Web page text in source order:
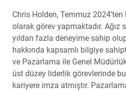
Chris Holden, Temmuz 2024’ten
olarak görev yapmaktadır. Ağız
yıldan fazla deneyime sahip
hakkında kapsamlı bilgiye
ve Pazarlama ile Genel
üst düzey liderlik görevlerinde
kariyere imza atmıştır.